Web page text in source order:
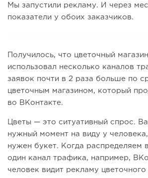
Мы запустили рекламу. И через
показатели у обоих заказчиков.
Получилось, что цветочный
использовал несколько каналов
заявок почти в 2 раза больше по
цветочным магазином, который
во ВКонтакте.
Цветы — это ситуативный спрос.
нужный момент на виду у
нужен букет. Когда распределяем
один канал трафика, например,
человек видит рекламу цветочного